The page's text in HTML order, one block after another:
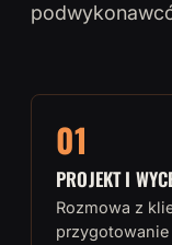
01
PROJEKT I
Rozmowa z